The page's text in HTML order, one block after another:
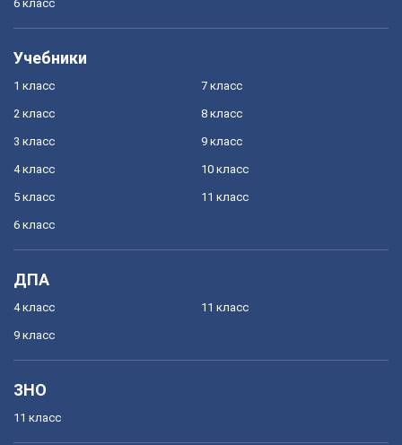
6 класс
Учебники
1 класс
2 класс
3 класс
4 класс
5 класс
6 класс
7 класс
8 класс
9 класс
10 класс
11 класс
ДПА
4 класс
9 класс
11 класс
ЗНО
11 класс